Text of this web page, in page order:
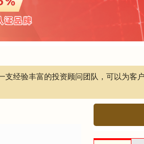
经验丰富的投资顾问团队，可以为客